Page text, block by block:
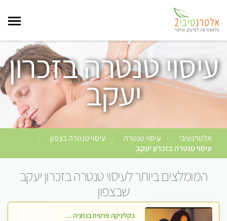
עיסוי טנטרה בזכרון
יעקב
אלטרנטיבי › עיסוי טנטרה › עיסוי טנטרה בצפון ›
עיסוי טנטרה בזכרון יעקב
המומלצים ביותר לעיסוי טנטרה בזכרון יעקב
שבצפון
בקליניקה פרטית בנתניה עיסוי לחידוש אנרגיות עיסוי חלומי מומלץ מאוד ללא מין! highly recommended new in the city